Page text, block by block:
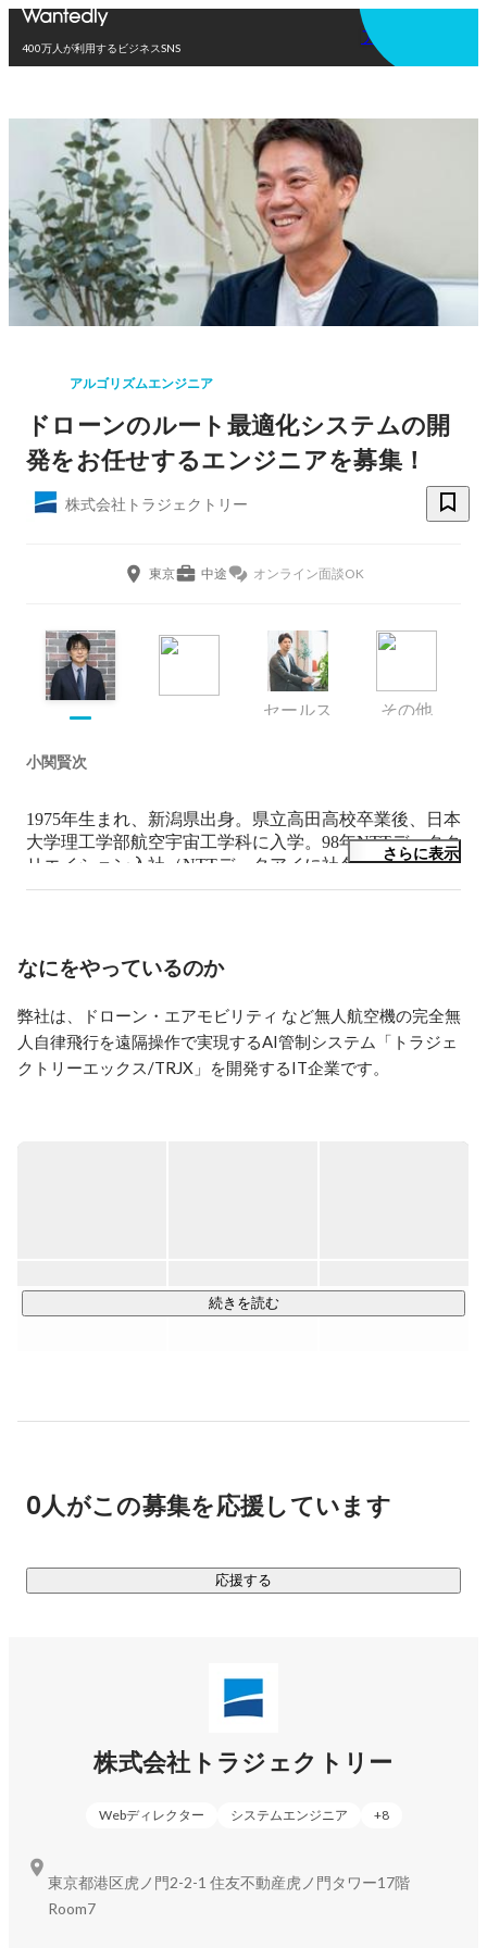
400万人が利用するビジネスSNS
アプリを使う
アルゴリズムエンジニア
ドローンのルート最適化システムの開
発をお任せするエンジニアを募集！
株式会社トラジェクトリー
東京 中途 オンライン面談OK
セールス その他
小関賢次
1975年生まれ、新潟県出身。県立高田高校卒業後、日本
大学理工学部航空宇宙工学科に入学。98年NTTデータク
リエイション入社（NTTデータアイに社名変更）。国土
交通省の航空管制システム開発に18年間従事。前職では
モビリティの社会実装を推進するため、18年３月にトラ
ジェクトリーを創業。
■日経BizGate：
https://ps.nikkei.com/myroad/keyperson/koseki_kenji/
さらに表示
なにをやっているのか
弊社は、ドローン・エアモビリティ など無人航空機の完全無
人自律飛行を遠隔操作で実現するAI管制システム「トラジェ
クトリーエックス/TRJX」を開発するIT企業です。
取り込み、安全な空の道（航路）を提供します。ドローン前
続きを読む
0人がこの募集を応援しています
応援する
株式会社トラジェクトリー
Webディレクター システムエンジニア +8
東京都港区虎ノ門2-2-1 住友不動産虎ノ門タワー17階
Room7